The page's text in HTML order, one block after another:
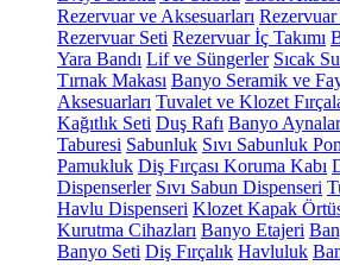
Rezervuar ve Aksesuarları
Rezervuar Seti Rezervuar İç Takımı
Yara Bandı Lif ve Süngerler Sıcak
Tırnak Makası Banyo Seramik ve
Aksesuarları Tuvalet ve Klozet
Kağıtlık Seti Duş Rafı Banyo
Taburesi Sabunluk Sıvı Sabunluk
Pamukluk Diş Fırçası Koruma Kabı
Dispenserler Sıvı Sabun Dispenseri
Havlu Dispenseri Klozet Kapak
Kurutma Cihazları Banyo Etajeri
Banyo Seti Diş Fırçalık Havluluk